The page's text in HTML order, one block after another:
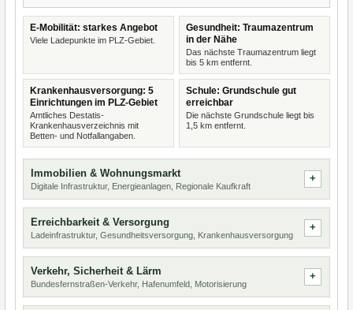
E-Mobilität: starkes Angebot
Viele Ladepunkte im PLZ-Gebiet.
Gesundheit: Traumazentrum
in der Nähe
Das nächste Traumazentrum liegt
bis 5 km entfernt.
Krankenhausversorgung: 5
Einrichtungen im PLZ-Gebiet
Amtliches Destatis-
Krankenhausverzeichnis mit
Betten- und Notfallangaben.
Schule: Grundschule gut
erreichbar
Die nächste Grundschule liegt bis
1,5 km entfernt.
Immobilien & Wohnungsmarkt
Digitale Infrastruktur, Energieanlagen, Regionale Kaufkraft
Erreichbarkeit & Versorgung
Ladeinfrastruktur, Gesundheitsversorgung, Krankenhausversorgung
Verkehr, Sicherheit & Lärm
Bundesfernstraßen-Verkehr, Hafenumfeld, Motorisierung